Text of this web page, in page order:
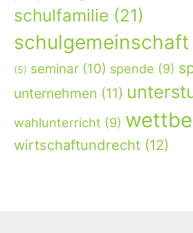
schulfamilie (21)
schulgemeinschaft
(5) seminar (10) spende (9)
unternehmen (11)
wahlunterricht (9)
wirtschaftundrecht (12)